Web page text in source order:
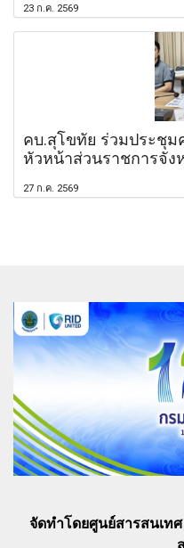
23 ก.ค. 2569
คบ.สุโขทัย ร่วมประชุ
หัวหน้าส่วนราชการจัง
27 ก.ค. 2569
จัดทำโดยศูนย์สารสนเท